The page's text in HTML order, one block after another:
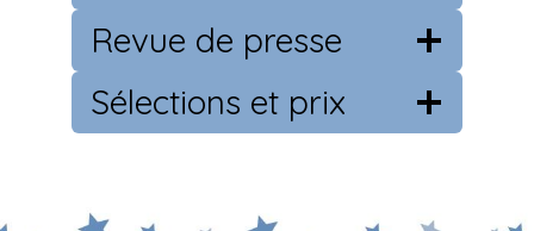
Revue de presse
Sélections et prix